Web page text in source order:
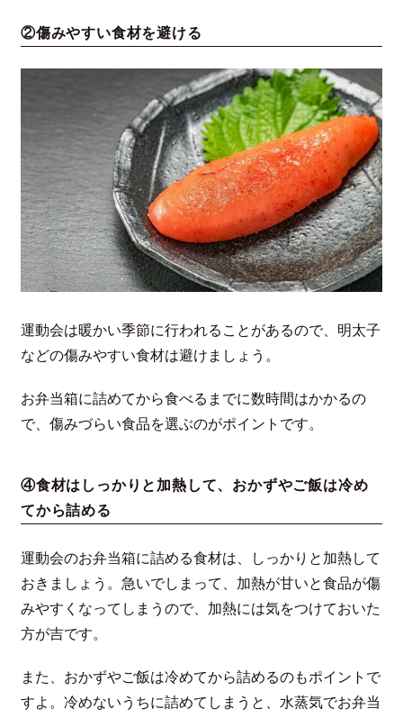
②傷みやすい食材を避ける
運動会は暖かい季節に行われることがあるので、明太子
などの傷みやすい食材は避けましょう。
お弁当箱に詰めてから食べるまでに数時間はかかるの
で、傷みづらい食品を選ぶのがポイントです。
④食材はしっかりと加熱して、おかずやご飯は冷め
てから詰める
運動会のお弁当箱に詰める食材は、しっかりと加熱して
おきましょう。急いでしまって、加熱が甘いと食品が傷
みやすくなってしまうので、加熱には気をつけておいた
方が吉です。
また、おかずやご飯は冷めてから詰めるのもポイントで
すよ。冷めないうちに詰めてしまうと、水蒸気でお弁当